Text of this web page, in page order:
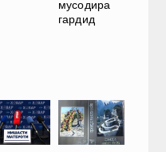
мусодира
гардид